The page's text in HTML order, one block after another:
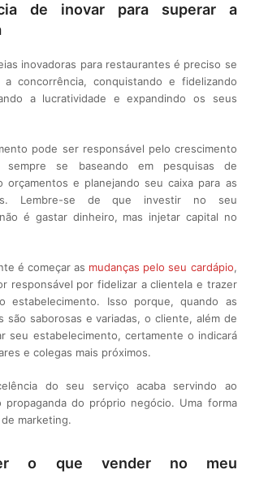
de inovar para superar a
inovadoras para restaurantes é preciso se
a concorrência, conquistando e fidelizando
a lucratividade e expandindo os seus
pode ser responsável pelo crescimento
sempre se baseando em pesquisas de
orçamentos e planejando seu caixa para as
Lembre-se de que investir no seu
é gastar dinheiro, mas injetar capital no
é começar as mudanças pelo seu cardápio,
responsável por fidelizar a clientela e trazer
estabelecimento. Isso porque, quando as
são saborosas e variadas, o cliente, além de
seu estabelecimento, certamente o indicará
e colegas mais próximos.
do seu serviço acaba servindo ao
propaganda do próprio negócio. Uma forma
marketing.
o que vender no meu